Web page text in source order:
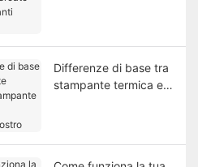
Differenze di base tra
stampante termica e